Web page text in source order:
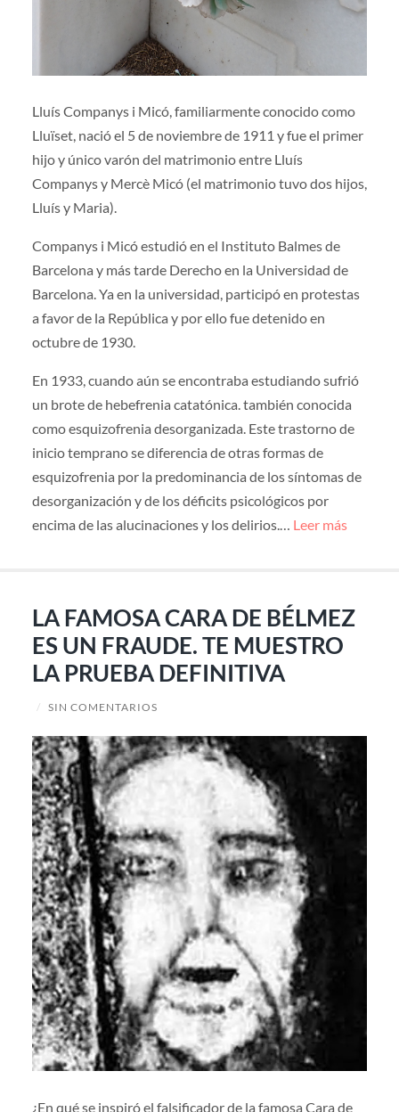
Lluís Companys i Micó, familiarmente conocido como
Lluïset, nació el 5 de noviembre de 1911 y fue el primer
hijo y único varón del matrimonio entre Lluís
Companys y Mercè Micó (el matrimonio tuvo dos hijos,
Lluís y Maria).
Companys i Micó estudió en el Instituto Balmes de
Barcelona y más tarde Derecho en la Universidad de
Barcelona. Ya en la universidad, participó en protestas
a favor de la República y por ello fue detenido en
octubre de 1930.
En 1933, cuando aún se encontraba estudiando sufrió
un brote de hebefrenia catatónica. también conocida
como esquizofrenia desorganizada. Este trastorno de
inicio temprano se diferencia de otras formas de
esquizofrenia por la predominancia de los síntomas de
desorganización y de los déficits psicológicos por
encima de las alucinaciones y los delirios.… Leer más
LA FAMOSA CARA DE BÉLMEZ
ES UN FRAUDE. TE MUESTRO
LA PRUEBA DEFINITIVA
/ SIN COMENTARIOS
¿En qué se inspiró el falsificador de la famosa Cara de